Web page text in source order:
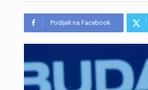
Podijeli na Facebook